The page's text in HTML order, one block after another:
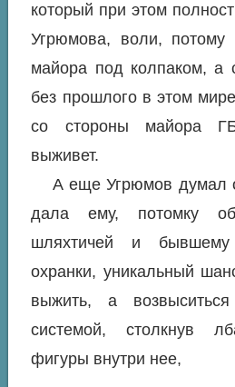
который при этом
Угрюмова, воли,
майора под колпаком,
без прошлого в этом
со стороны майора
выживет.
А еще Угрюмов думал
дала ему, потомку
шляхтичей и бывшему
охранки, уникальный
выжить, а
системой, столкнув
фигуры внутри нее,